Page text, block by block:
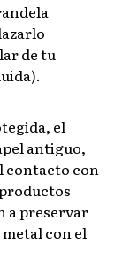
de tu
el
antiguo,
contacto con
a preservar
con el